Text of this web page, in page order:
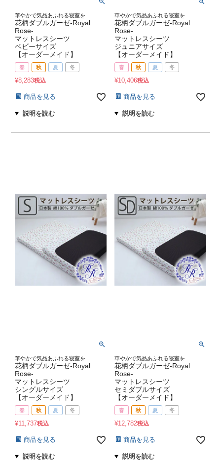
華やかで気品あふれる寝室を
花柄ダブルガーゼ-Royal
Rose-
マットレスシーツ
ベビーサイズ
【オーダーメイド】
春 秋 夏 冬
¥8,283税込
商品を見る
華やかで気品あふれる寝室を
花柄ダブルガーゼ-Royal
Rose-
マットレスシーツ
ジュニアサイズ
【オーダーメイド】
春 秋 夏 冬
¥10,406税込
商品を見る
華やかで気品あふれる寝室を
花柄ダブルガーゼ-Royal
Rose-
マットレスシーツ
シングルサイズ
【オーダーメイド】
春 秋 夏 冬
¥11,737税込
商品を見る
華やかで気品あふれる寝室を
花柄ダブルガーゼ-Royal
Rose-
マットレスシーツ
セミダブルサイズ
【オーダーメイド】
春 秋 夏 冬
¥12,782税込
商品を見る